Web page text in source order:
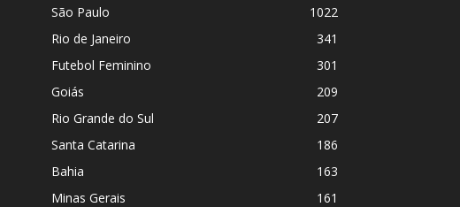
São Paulo
1022
Rio de Janeiro
341
Futebol Feminino
301
Goiás
209
Rio Grande do Sul
207
Santa Catarina
186
Bahia
163
Minas Gerais
161